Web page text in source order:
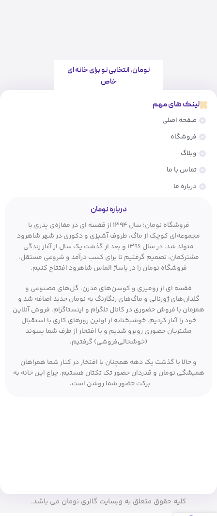
نومان، انتخابی نو برای خانه ای
خاص
لینک های مهم
صفحه اصلی
فروشگاه
وبلاگ
تماس با ما
درباره ما
درباره نومان
فروشگاه نومان؛ سال ۱۳۹۴ از قفسه ای در مغازه‌ی پدری با
مجموعه‌ای کوچک از ماگ، ظروف آشپزی و دکوری در شهر شاهرود
متولد شد. در سال ۱۳۹۶ و بعد از گذشت یک سال از آغاز زندگی
مشترکمان، تصمیم گرفتیم تا برای کسب درآمد و شروعی مستقل،
فروشگاه نومان را در پاساژ الماس شاهرود افتتاح کنیم.
قفسه ای از رومیزی و کوسن‌های مدرن، گل‌های مصنوعی و
گلدان‌های ژورنالی و ماگ‌های رنگارنگ به نومان جدید اضافه شد و
همزمان با فروش حضوری در کانال تلگرام و اینستاگرام، فروش آنلاین
خود را آغاز کردیم. خوشبختانه از اولین روزهای کاری با استقبال
مشتریان حضوری روبرو شدیم و با افتخار از طرف شما پسوند
(خوشحالی‌فروشی) گرفتیم.
و حالا با گذشت یک دهه همچنان با افتخار در کنار شما همراهان
همیشگی نومان و قدردان حضور تک تکتان هستیم. چراغ این خانه به
برکت حضور شما روشن است.
کلیه حقوق متعلق به وبسایت گالری نومان می باشد.